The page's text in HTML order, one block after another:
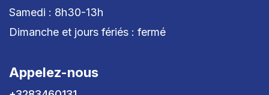
Samedi : 8h30-13h
Dimanche et jours fériés : fermé
Appelez-nous